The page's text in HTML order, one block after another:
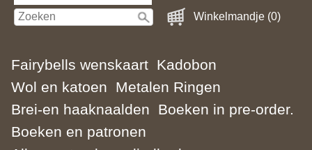
Winkelmandje (0)
Fairybells wenskaart Kadobon
Wol en katoen
Metalen Ringen
Brei-en haaknaalden
Boeken in pre-order.
Boeken en patronen